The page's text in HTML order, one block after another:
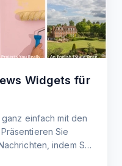
Widgets für
einfach mit den
Sie
indem Sie